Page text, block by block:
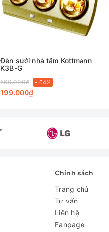
Đèn sưởi nhà tắm Kottmann
K3B-G
560.000₫ - 64%
199.000₫
Chính sách
Trang chủ
Tư vấn
Liên hệ
Fanpage